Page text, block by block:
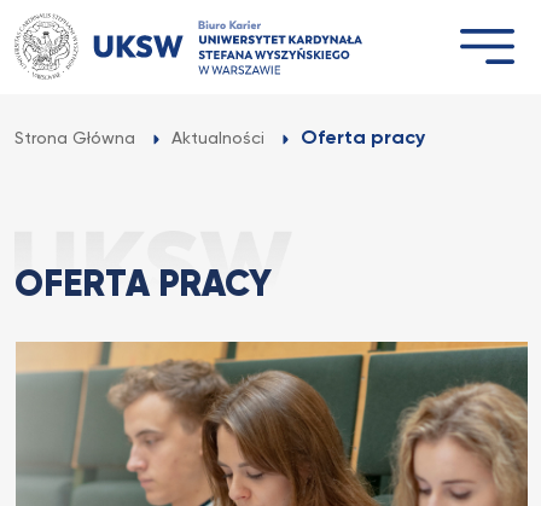
Przejdź
do
treści
Strona Główna Aktualności Oferta pracy
OFERTA PRACY